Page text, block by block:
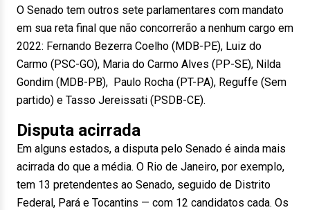
O Senado tem outros sete parlamentares com mandato
em sua reta final que não concorrerão a nenhum cargo em
2022: Fernando Bezerra Coelho (MDB-PE), Luiz do
Carmo (PSC-GO), Maria do Carmo Alves (PP-SE), Nilda
Gondim (MDB-PB), Paulo Rocha (PT-PA), Reguffe (Sem
partido) e Tasso Jereissati (PSDB-CE).
Disputa acirrada
Em alguns estados, a disputa pelo Senado é ainda mais
acirrada do que a média. O Rio de Janeiro, por exemplo,
tem 13 pretendentes ao Senado, seguido de Distrito
Federal, Pará e Tocantins — com 12 candidatos cada. Os